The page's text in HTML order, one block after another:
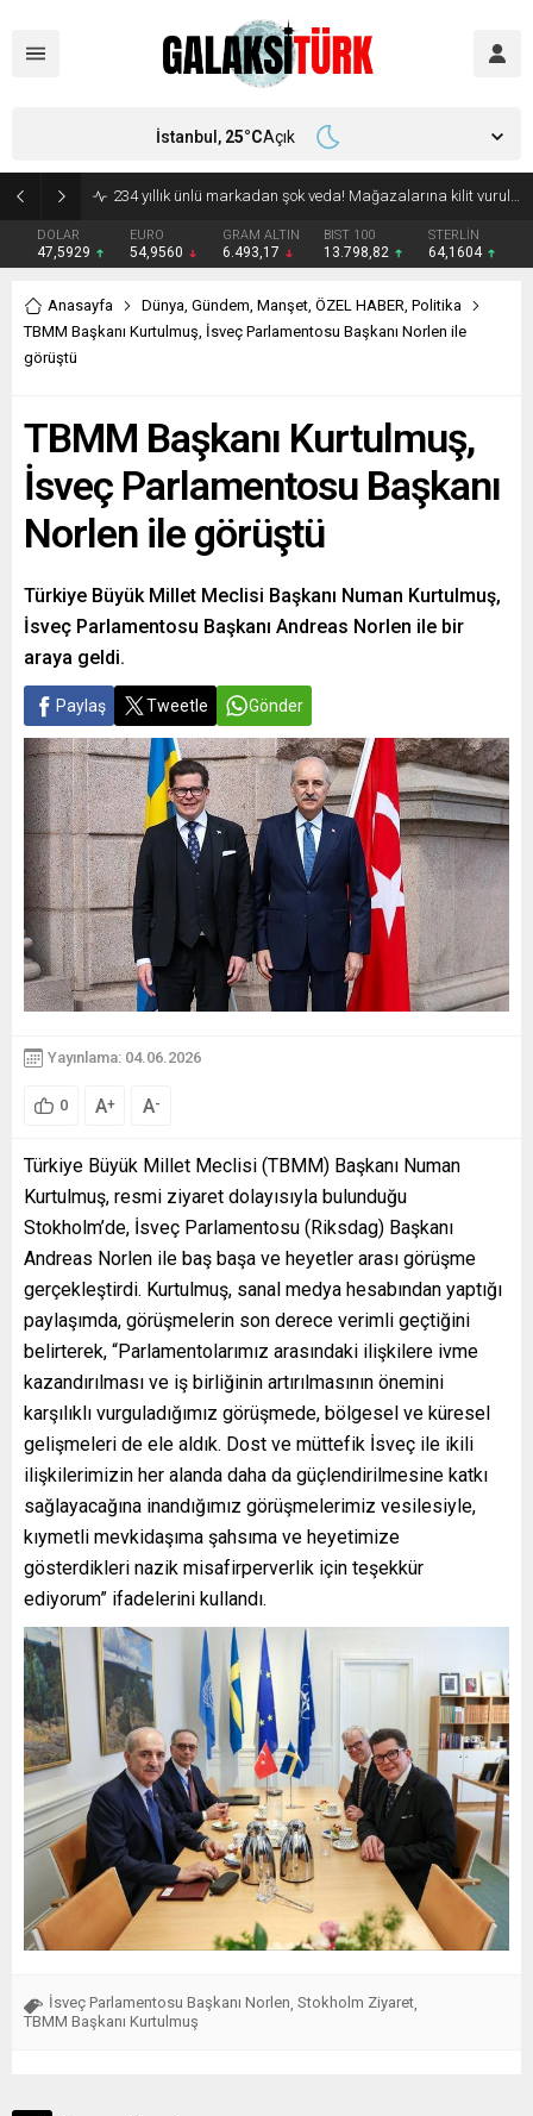
DOLAR
47,5929
EURO
54,9560
GRAM ALTIN
6.493,17
BIST 100
13.798,82
STERLİN
64,1604
İstanbul, 25°CAçık
Anasayfa Dünya, Gündem, Manşet, ÖZEL HABER, Politika
TBMM Başkanı Kurtulmuş, İsveç Parlamentosu Başkanı Norlen ile
görüştü
TBMM Başkanı Kurtulmuş,
İsveç Parlamentosu Başkanı
Norlen ile görüştü
Türkiye Büyük Millet Meclisi Başkanı Numan Kurtulmuş,
İsveç Parlamentosu Başkanı Andreas Norlen ile bir
araya geldi.
Paylaş Tweetle Gönder
Yayınlama: 04.06.2026
0 A+ A-
Türkiye Büyük Millet Meclisi (TBMM) Başkanı Numan
Kurtulmuş, resmi ziyaret dolayısıyla bulunduğu
Stokholm’de, İsveç Parlamentosu (Riksdag) Başkanı
Andreas Norlen ile baş başa ve heyetler arası görüşme
gerçekleştirdi. Kurtulmuş, sanal medya hesabından yaptığı
paylaşımda, görüşmelerin son derece verimli geçtiğini
belirterek, “Parlamentolarımız arasındaki ilişkilere ivme
kazandırılması ve iş birliğinin artırılmasının önemini
karşılıklı vurguladığımız görüşmede, bölgesel ve küresel
gelişmeleri de ele aldık. Dost ve müttefik İsveç ile ikili
ilişkilerimizin her alanda daha da güçlendirilmesine katkı
sağlayacağına inandığımız görüşmelerimiz vesilesiyle,
kıymetli mevkidaşıma şahsıma ve heyetimize
gösterdikleri nazik misafirperverlik için teşekkür
ediyorum” ifadelerini kullandı.
İsveç Parlamentosu Başkanı Norlen Stokholm Ziyaret
TBMM Başkanı Kurtulmuş